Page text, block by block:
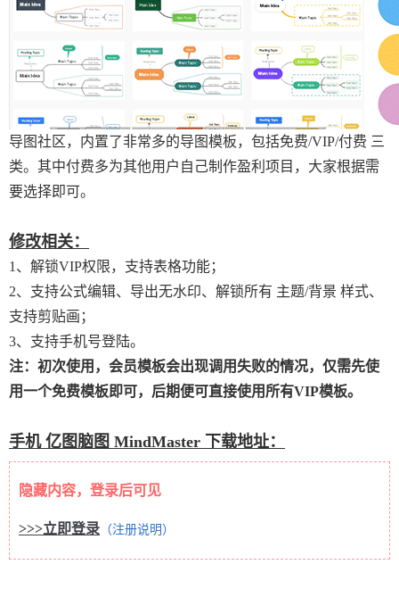
导图社区，内置了非常多的导图模板，包括免费/VIP/付费 三
类。其中付费多为其他用户自己制作盈利项目，大家根据需
要选择即可。
修改相关：
1、解锁VIP权限，支持表格功能；
2、支持公式编辑、导出无水印、解锁所有 主题/背景 样式、
支持剪贴画；
3、支持手机号登陆。
注：初次使用，会员模板会出现调用失败的情况，仅需先使
用一个免费模板即可，后期便可直接使用所有VIP模板。
手机 亿图脑图 MindMaster 下载地址：
隐藏内容，登录后可见
>>>立即登录 （注册说明）